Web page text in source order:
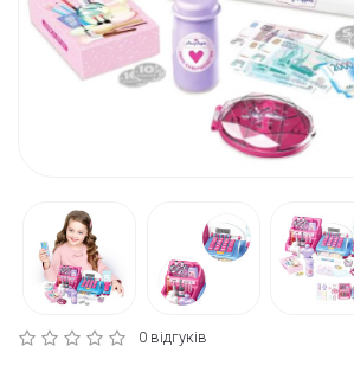
0 відгуків